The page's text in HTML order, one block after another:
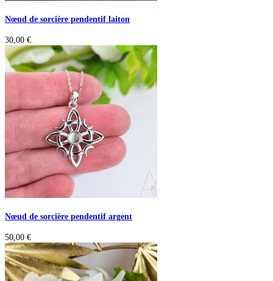
Nœud de sorcière pendentif laiton
30,00 €
Nœud de sorcière pendentif argent
50,00 €